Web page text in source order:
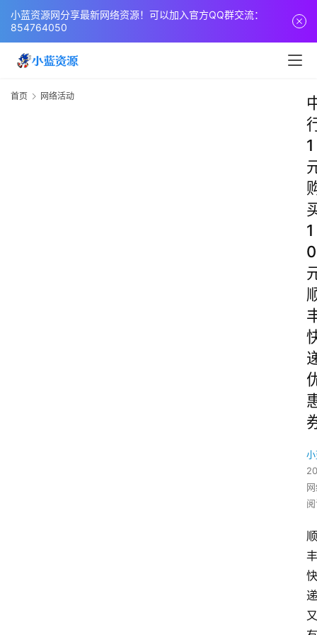
小蓝资源网分享最新网络资源！可以加入官方QQ群交流：
854764050
首页 网络活动
1
1
0
顺
丰
快
递
又